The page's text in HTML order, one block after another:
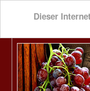
Dieser